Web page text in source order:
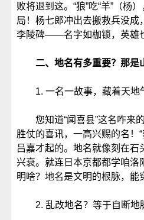
败将退到这。“狼”吃“羊”（杨
局！杨七郎冲出去搬救兵没成
李陵碑——名字如枷锁，英雄
二、地名有多重要？那是
1. 一名一故事，藏着天地
您知道“闻喜县”这名咋来
胜仗的喜讯，一高兴赐的名！
吕嘉才起的。地名就像刻在石
兴衰。就连日本京都都学咱洛
明啥？地名是文明的根脉，能
2. 乱改地名？等于自断地